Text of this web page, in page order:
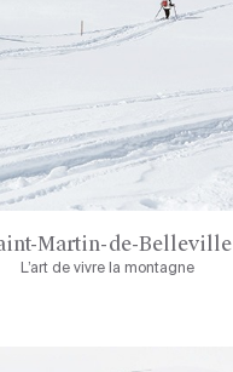
Martin-de-Belleville
L’art de vivre la montagne